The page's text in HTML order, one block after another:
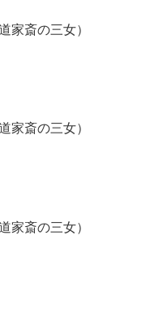
斎の三女）
斎の三女）
斎の三女）